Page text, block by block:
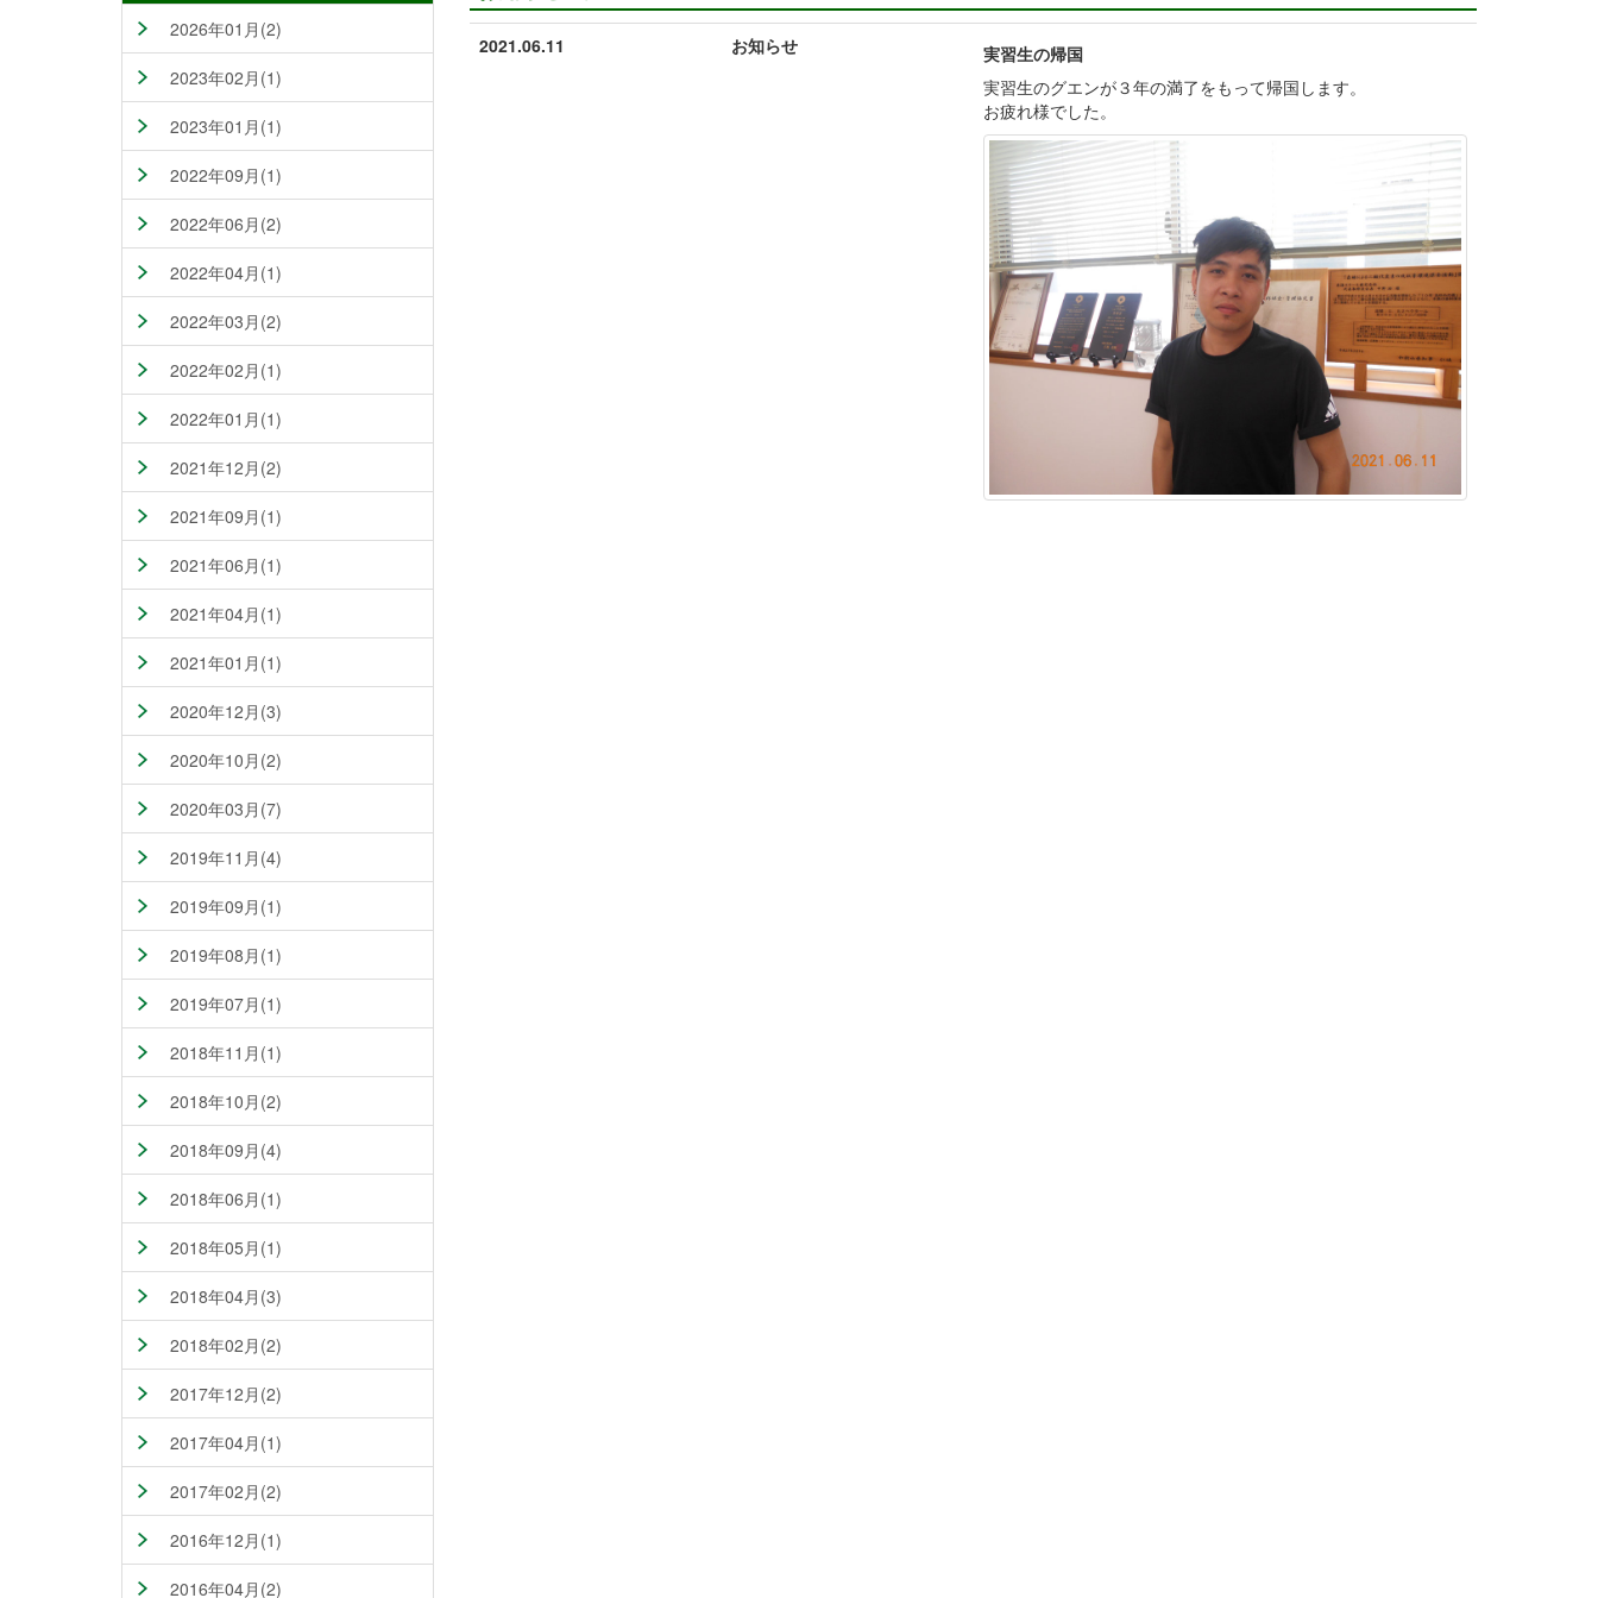
2026年01月(2)
2023年02月(1)
2023年01月(1)
2022年09月(1)
2022年06月(2)
2022年04月(1)
2022年03月(2)
2022年02月(1)
2022年01月(1)
2021年12月(2)
2021年09月(1)
2021年06月(1)
2021年04月(1)
2021年01月(1)
2020年12月(3)
2020年10月(2)
2020年03月(7)
2019年11月(4)
2019年09月(1)
2019年08月(1)
2019年07月(1)
2018年11月(1)
2018年10月(2)
2018年09月(4)
2018年06月(1)
2018年05月(1)
2018年04月(3)
2018年02月(2)
2017年12月(2)
2017年04月(1)
2017年02月(2)
2016年12月(1)
2016年04月(2)
2021.06.11 お知らせ
実習生の帰国
実習生のグエンが３年の満了をもって帰国します。
お疲れ様でした。